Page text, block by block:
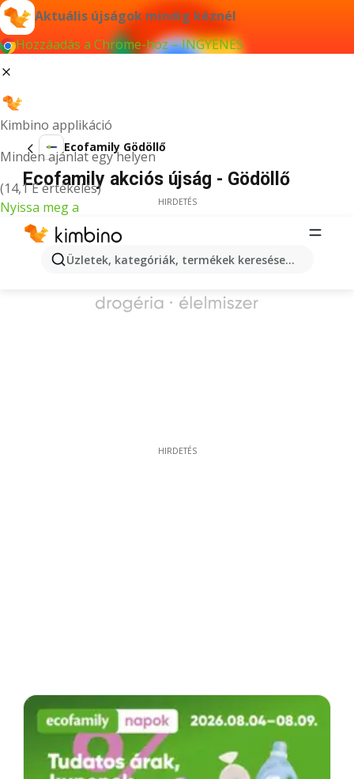
Aktuális újságok mindig kéznél
Hozzáadás a Chrome-hoz – INGYENES
Kimbino applikáció
Minden ajánlat egy helyen
(14,1 E értékelés)
Nyissa meg a
Üzletek, kategóriák, termékek keresése...
Ecofamily Gödöllő
Ecofamily akciós újság - Gödöllő
HIRDETÉS
HIRDETÉS